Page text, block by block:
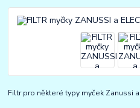
Filtr pro některé typy myček Zanussi